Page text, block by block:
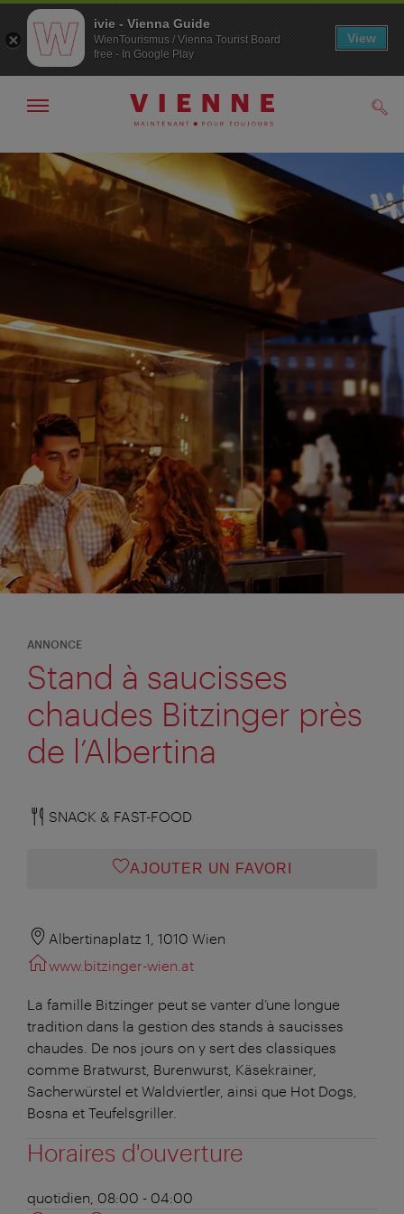
Navigation
Contenu
Afficher
la
navigation
ANNONCE
Stand à saucisses
chaudes Bitzinger près
de l’Albertina
SNACK & FAST-FOOD
AJOUTER UN FAVORI
Albertinaplatz 1, 1010 Wien
www.bitzinger-wien.at
La famille Bitzinger peut se vanter d’une longue
tradition dans la gestion des stands à saucisses
chaudes. De nos jours on y sert des classiques
comme Bratwurst, Burenwurst, Käsekrainer,
Sacherwürstel et Waldviertler, ainsi que Hot Dogs,
Bosna et Teufelsgriller.
Horaires d'ouverture
quotidien, 08:00 - 04:00
ivie - Vienna Guide
WienTourismus / Vienna Tourist Board
free - In Google Play
View